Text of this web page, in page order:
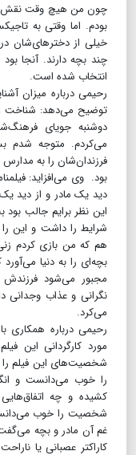
چون من هیچ وقت نقش
بودم. اما وقتی به
خیلی از دخترهای‌شان
چند بچه دارند. آنجا
انتخاب شده است.
رحیمی درباره میزان
توضیح می‌دهد: شناخت
دوشنبه جویای
می‌کردم. متوجه شدم
فرزندان‌شان را به
بود. وی می‌افزاید:
دید یک مادر و از دید
این نظر برایم جالب
شرایط را داشت و این
هم که من بازی کردم
بچه‌ای را به دنیا
مجبور می‌شود فرزندش
نگرانی و عذاب وجدانی
می‌کرد.
رحیمی درباره همکاری
مورد کارگردانی این
شخصیت‌های این فیلم را
را خوب می‌دانست و
کشیده و چه
شخصیت را خوب
غم آن مادر و بچه
کاراکتر عصبانی یا